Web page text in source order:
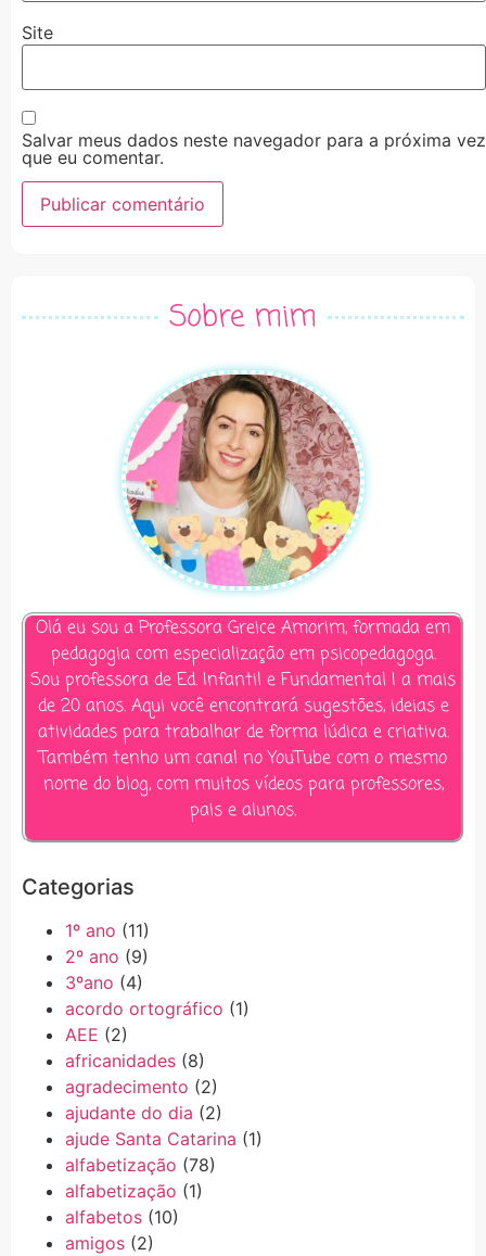
Site
Salvar meus dados neste navegador para a próxima vez
que eu comentar.
Sobre mim
Olá eu sou a Professora Greice Amorim, formada em
pedagogia com especialização em psicopedagoga.
Sou professora de Ed. Infantil e Fundamental I a mais
de 20 anos. Aqui você encontrará sugestões, ideias e
atividades para trabalhar de forma lúdica e criativa.
Também tenho um canal no YouTube com o mesmo
nome do blog, com muitos vídeos para professores,
pais e alunos.
Categorias
1º ano (11)
2º ano (9)
3ºano (4)
acordo ortográfico (1)
AEE (2)
africanidades (8)
agradecimento (2)
ajudante do dia (2)
ajude Santa Catarina (1)
alfabetização (78)
alfabetização (1)
alfabetos (10)
amigos (2)